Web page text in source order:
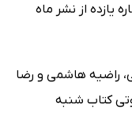
از نشر ماه
راضیه هاشمی و رضا
کتاب شنبه